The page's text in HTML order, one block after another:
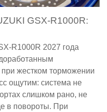
GSX-R1000R:
R1000R 2027 года
жестком торможении
ощутим: система не
слишком рано, не
в повороты. При